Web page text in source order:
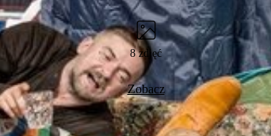
8 zdjęć
Zobacz